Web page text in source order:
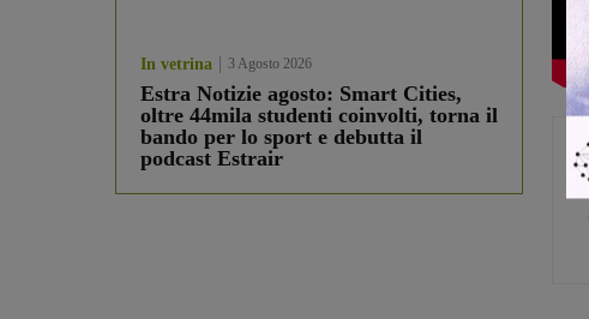
In vetrina 3 Agosto 2026
Estra Notizie agosto: Smart Cities,
oltre 44mila studenti coinvolti, torna il
bando per lo sport e debutta il
podcast Estrair